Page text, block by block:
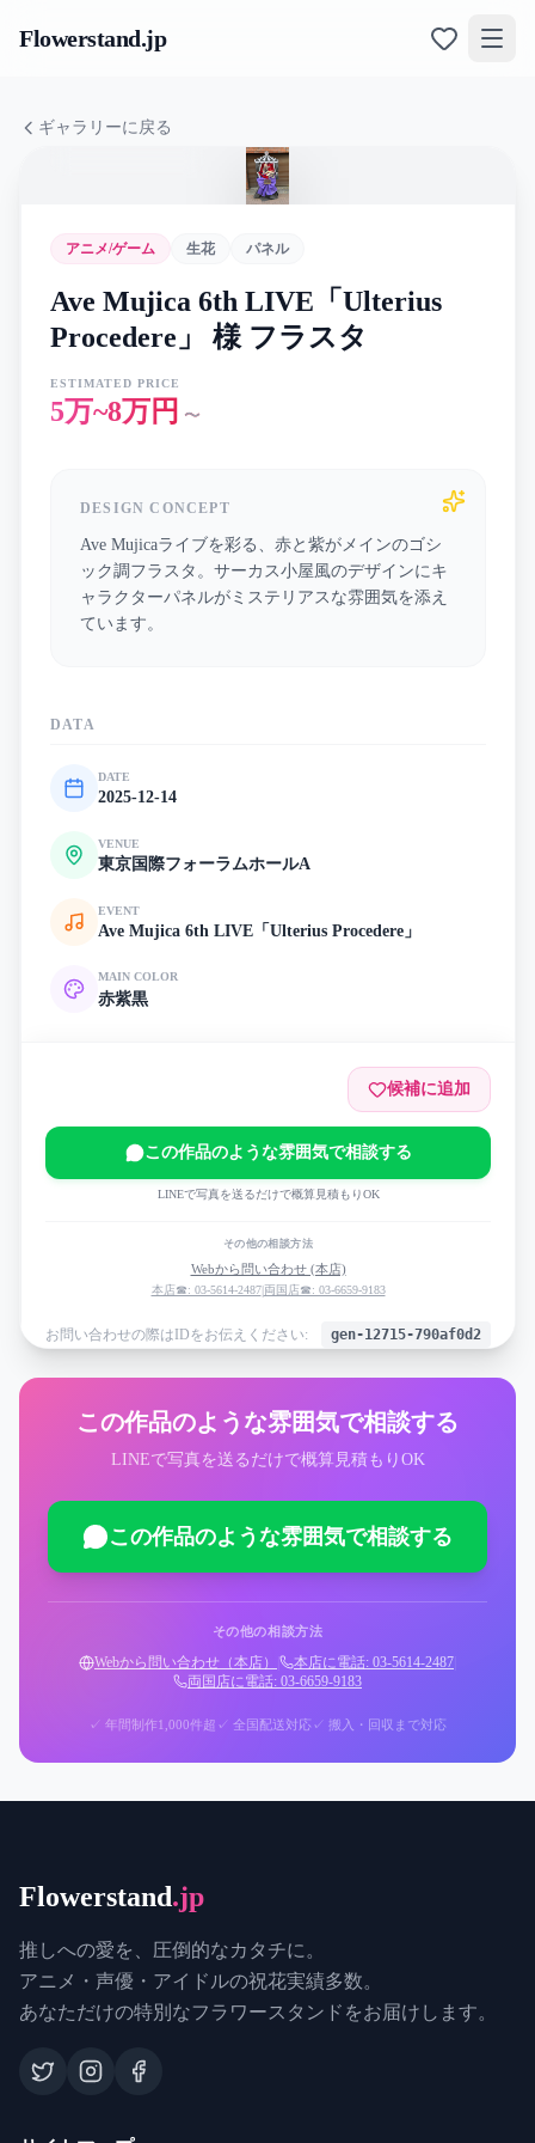
Flowerstand.jp
ギャラリーに戻る
アニメ/ゲーム 生花 パネル
Ave Mujica 6th LIVE「Ulterius
Procedere」 様 フラスタ
ESTIMATED PRICE
5万~8万円 〜
DESIGN CONCEPT
Ave Mujicaライブを彩る、赤と紫がメインのゴシ
ック調フラスタ。サーカス小屋風のデザインにキ
ャラクターパネルがミステリアスな雰囲気を添え
ています。
DATA
DATE
2025-12-14
VENUE
東京国際フォーラムホールA
EVENT
Ave Mujica 6th LIVE「Ulterius Procedere」
MAIN COLOR
赤紫黒
候補に追加
この作品のような雰囲気で相談する
LINEで写真を送るだけで概算見積もりOK
その他の相談方法
Webから問い合わせ (本店)
本店☎: 03-5614-2487|両国店☎: 03-6659-9183
お問い合わせの際はIDをお伝えください: gen-12715-790af0d2
この作品のような雰囲気で相談する
LINEで写真を送るだけで概算見積もりOK
この作品のような雰囲気で相談する
その他の相談方法
Webから問い合わせ（本店） 本店に電話: 03-5614-2487
両国店に電話: 03-6659-9183
✓ 年間制作1,000件超 ✓ 全国配送対応 ✓ 搬入・回収まで対応
Flowerstand.jp
推しへの愛を、圧倒的なカタチに。
アニメ・声優・アイドルの祝花実績多数。
あなただけの特別なフラワースタンドをお届けします。